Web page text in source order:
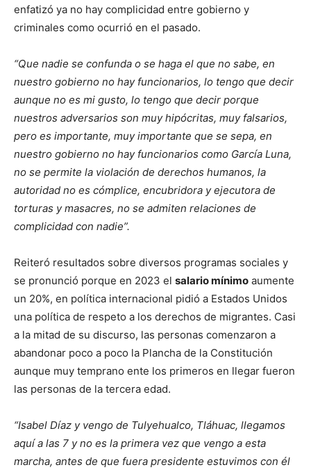
enfatizó ya no hay complicidad entre gobierno y
criminales como ocurrió en el pasado.
“Que nadie se confunda o se haga el que no sabe, en
nuestro gobierno no hay funcionarios, lo tengo que decir
aunque no es mi gusto, lo tengo que decir porque
nuestros adversarios son muy hipócritas, muy falsarios,
pero es importante, muy importante que se sepa, en
nuestro gobierno no hay funcionarios como García Luna,
no se permite la violación de derechos humanos, la
autoridad no es cómplice, encubridora y ejecutora de
torturas y masacres, no se admiten relaciones de
complicidad con nadie”.
Reiteró resultados sobre diversos programas sociales y
se pronunció porque en 2023 el salario mínimo aumente
un 20%, en política internacional pidió a Estados Unidos
una política de respeto a los derechos de migrantes. Casi
a la mitad de su discurso, las personas comenzaron a
abandonar poco a poco la Plancha de la Constitución
aunque muy temprano ente los primeros en llegar fueron
las personas de la tercera edad.
“Isabel Díaz y vengo de Tulyehualco, Tláhuac, llegamos
aquí a las 7 y no es la primera vez que vengo a esta
marcha, antes de que fuera presidente estuvimos con él